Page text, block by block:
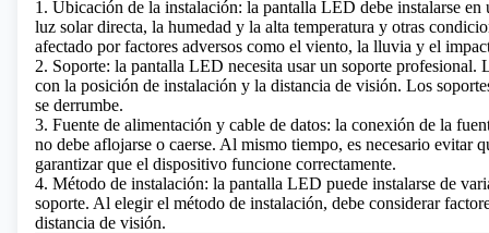
1. Ubicación de la instalación: la pantalla LED debe instalarse
luz solar directa, la humedad y la alta temperatura y otras
afectado por factores adversos como el viento, la lluvia y el
2. Soporte: la pantalla LED necesita usar un soporte
con la posición de instalación y la distancia de visión. Los
se derrumbe.
3. Fuente de alimentación y cable de datos: la conexión de la
no debe aflojarse o caerse. Al mismo tiempo, es necesario evitar
garantizar que el dispositivo funcione correctamente.
4. Método de instalación: la pantalla LED puede instalarse de
soporte. Al elegir el método de instalación, debe considerar
distancia de visión.